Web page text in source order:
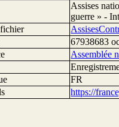
Assises
guerre » -
67938683
Assemblée
FR
https://